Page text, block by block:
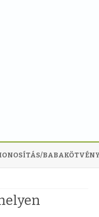
EUROTRANS ALAPÍTVÁNY